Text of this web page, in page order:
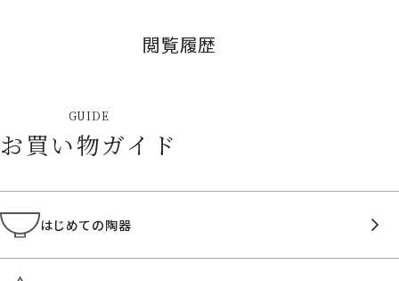
閲覧履歴
GUIDE
お買い物ガイド
はじめての陶器